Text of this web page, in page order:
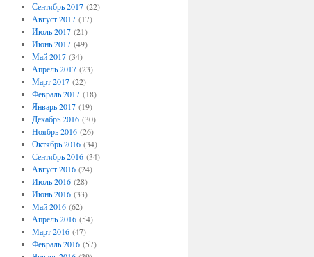
Сентябрь 2017(22)
Август 2017(17)
Июль 2017(21)
Июнь 2017(49)
Май 2017(34)
Апрель 2017(23)
Март 2017(22)
Февраль 2017(18)
Январь 2017(19)
Декабрь 2016(30)
Ноябрь 2016(26)
Октябрь 2016(34)
Сентябрь 2016(34)
Август 2016(24)
Июль 2016(28)
Июнь 2016(33)
Май 2016(62)
Апрель 2016(54)
Март 2016(47)
Февраль 2016(57)